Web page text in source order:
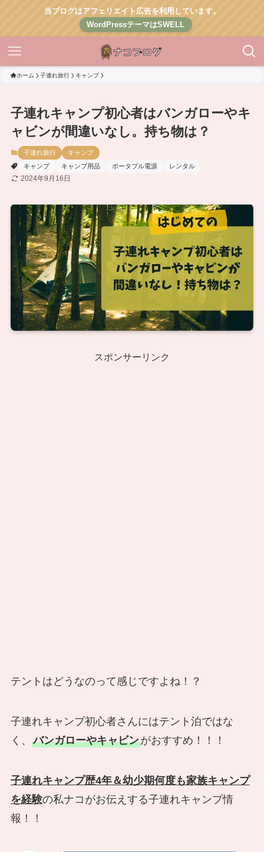
当ブログはアフェリエイト広告を利用しています。
WordPressテーマはSWELL
ホーム 子連れ旅行 キャンプ
子連れキャンプ初心者はバンガローやキ
ャビンが間違いなし。持ち物は？
子連れ旅行
キャンプ
キャンプ
キャンプ用品 ポータブル電源 レンタル
2024年9月16日
スポンサーリンク
テントはどうなのって感じですよね！？
子連れキャンプ初心者さんにはテント泊ではな
く、 バンガローやキャビンがおすすめ！！！
子連れキャンプ歴4年＆幼少期何度も家族キャンプ
を経験の私ナコがお伝えする子連れキャンプ情
報！！